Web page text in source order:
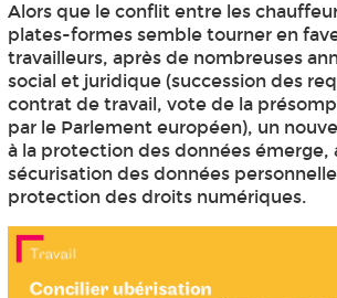
Alors que le conflit entre les
plates-formes semble tourner en
travailleurs, après de nombreuses
social et juridique (succession des
contrat de travail, vote de la
par le Parlement européen), un
à la protection des données émerge,
sécurisation des données
protection des droits numériques.